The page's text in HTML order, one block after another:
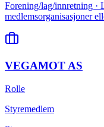
Forening/lag/innretning
medlemsorganisasjoner
VEGAMOT AS
Rolle
Styremedlem